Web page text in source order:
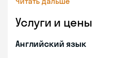
Услуги и цены
Английский язык